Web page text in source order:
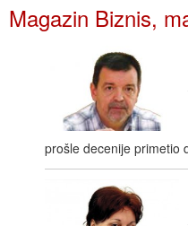
Magazin Biznis,
prošle decenije primetio